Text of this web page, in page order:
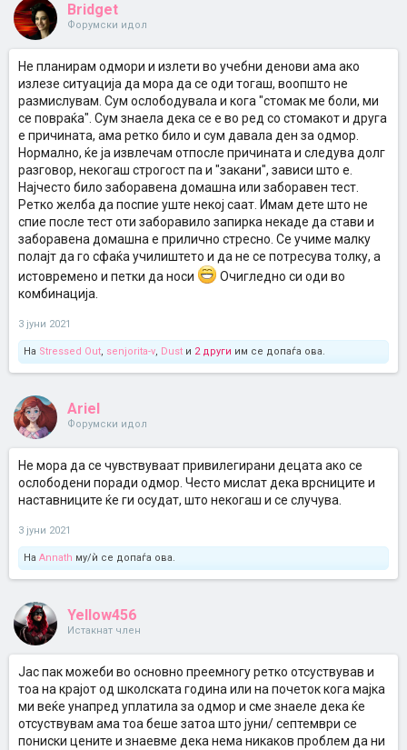
Bridget
Форумски идол
Не планирам одмори и излети во учебни денови ама ако
излезе ситуација да мора да се оди тогаш, воопшто не
размислувам. Сум ослободувала и кога "стомак ме боли, ми
се повраќа". Сум знаела дека се е во ред со стомакот и друга
е причината, ама ретко било и сум давала ден за одмор.
Нормално, ќе ја извлечам отпосле причината и следува долг
разговор, некогаш строгост па и "закани", зависи што е.
Најчесто било заборавена домашна или заборавен тест.
Ретко желба да поспие уште некој саат. Имам дете што не
спие после тест оти заборавило запирка некаде да стави и
заборавена домашна е прилично стресно. Се учиме малку
полајт да го сфаќа училиштето и да не се потресува толку, а
истовремено и петки да носи
Очигледно си оди во
комбинација.
3 јуни 2021
На Stressed Out, senjorita-v, Dust и 2 други им се допаѓа ова.
Ariel
Форумски идол
Не мора да се чувствуваат привилегирани децата ако се
ослободени поради одмор. Често мислат дека врсниците и
наставниците ќе ги осудат, што некогаш и се случува.
3 јуни 2021
На Annath му/ѝ се допаѓа ова.
Yellow456
Истакнат член
Јас пак можеби во основно преемногу ретко отсуствував и
тоа на крајот од школската година или на почеток кога мајка
ми веќе унапред уплатила за одмор и сме знаеле дека ќе
отсуствувам ама тоа беше затоа што јуни/ септември се
пониски цените и знаевме дека нема никаков проблем да ни